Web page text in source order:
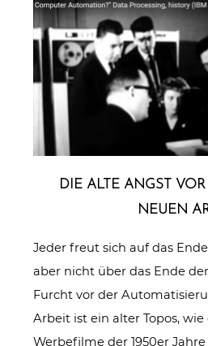
DIE ALTE ANGST
NEUEN
Jeder freut sich auf das
aber nicht über das Ende
Furcht vor der
Arbeit ist ein alter Topos,
Werbefilme der 1950er